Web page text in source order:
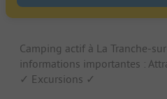
Camping actif à La Tranche-
informations importantes :
✓ Excursions ✓